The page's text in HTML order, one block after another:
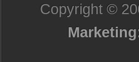
Copyright ©